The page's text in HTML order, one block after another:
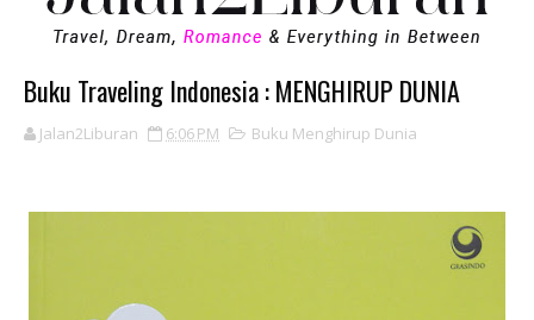
Buku Traveling Indonesia : MENGHIRUP DUNIA
Jalan2Liburan 6:06 PM Buku Menghirup Dunia